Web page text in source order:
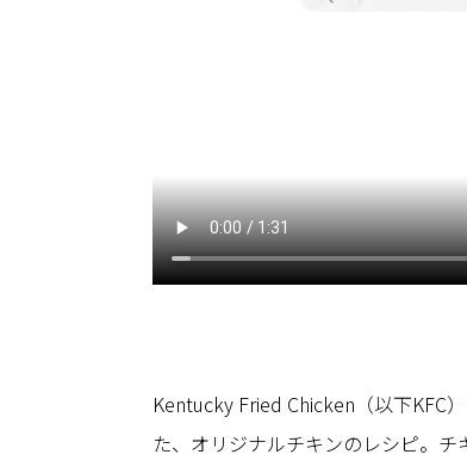
Kentucky Fried Chicken（以下KFC
た、オリジナルチキンのレシピ。